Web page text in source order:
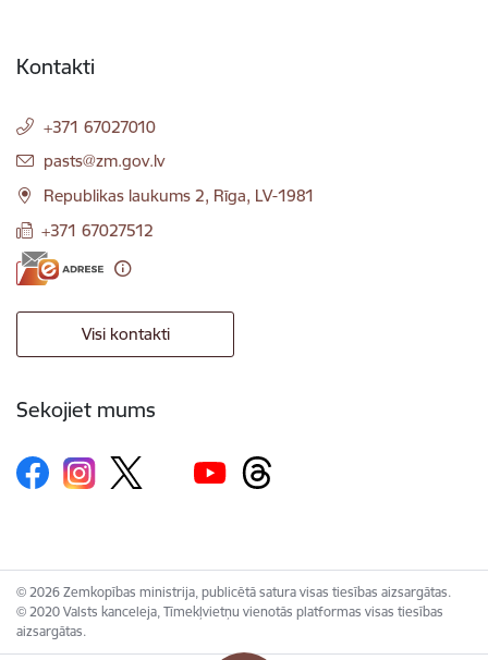
Kontakti
+371 67027010
E-pasts:
pasts@zm.gov.lv
Republikas laukums 2, Rīga, LV-1981
+371 67027512
Visi kontakti
Sekojiet mums
© 2026 Zemkopības ministrija, publicētā satura visas tiesības aizsargātas.
© 2020 Valsts kanceleja, Tīmekļvietņu vienotās platformas visas tiesības
aizsargātas.